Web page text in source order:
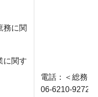
務に関
に関す
電話：＜総務
06-6210-9272